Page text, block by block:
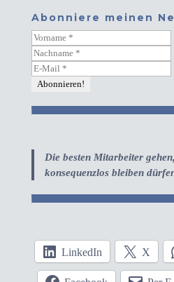
Abonniere meinen
Die besten Mitarbeiter
konsequenzlos bleiben
LinkedIn X